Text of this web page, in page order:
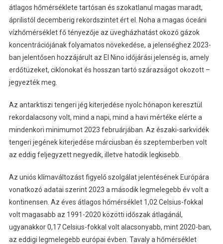
átlagos hőmérséklete tartósan és szokatlanul magas maradt,
áprilistól decemberig rekordszintet ért el. Noha a magas óceáni
vízhőmérséklet fő tényezője az üvegházhatást okozó gázok
koncentrációjának folyamatos növekedése, a jelenséghez 2023-
ban jelentősen hozzájárult az El Nino időjárási jelenség is, amely
erdőtüzeket, ciklonokat és hosszan tartó szárazságot okozott –
jegyezték meg.
Az antarktiszi tengeri jég kiterjedése nyolc hónapon keresztül
rekordalacsony volt, mind a napi, mind a havi mértéke elérte a
mindenkori minimumot 2023 februárjában. Az északi-sarkvidék
tengeri jegének kiterjedése márciusban és szeptemberben volt
az eddig feljegyzett negyedik, illetve hatodik legkisebb.
Az uniós klímaváltozást figyelő szolgálat jelentésének Európára
vonatkozó adatai szerint 2023 a második legmelegebb év volt a
kontinensen. Az éves átlagos hőmérséklet 1,02 Celsius-fokkal
volt magasabb az 1991-2020 közötti időszak átlagánál,
ugyanakkor 0,17 Celsius-fokkal volt alacsonyabb, mint 2020-ban,
az eddigi legmelegebb európai évben. Tavaly a hőmérséklet